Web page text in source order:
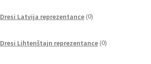
Dresi Latvija reprezentance 0izdelkov
Dresi Lihtenštajn reprezentance 0izdelkov